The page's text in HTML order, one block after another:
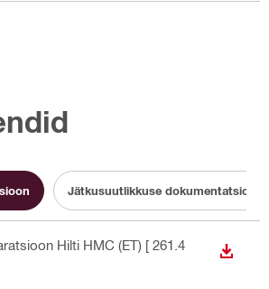
Jätkusuutlikkuse dokumentatsioon
Hilti HMC (ET) [ 261.4